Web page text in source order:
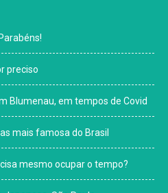
preciso
Blumenau, em tempos de Covid
mais famosa do Brasil
mesmo ocupar o tempo?